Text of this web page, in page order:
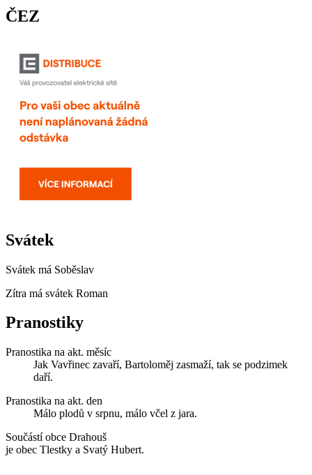
ČEZ
Svátek
Svátek má Soběslav
Zítra má svátek Roman
Pranostiky
Pranostika na akt. měsíc
Jak Vavřinec zavaří, Bartoloměj zasmaží, tak se podzimek
daří.
Pranostika na akt. den
Málo plodů v srpnu, málo včel z jara.
Součástí obce Drahouš
je obec Tlestky a Svatý Hubert.